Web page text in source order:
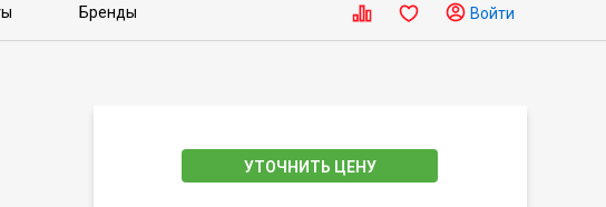
Бренды Войти
УТОЧНИТЬ ЦЕНУ